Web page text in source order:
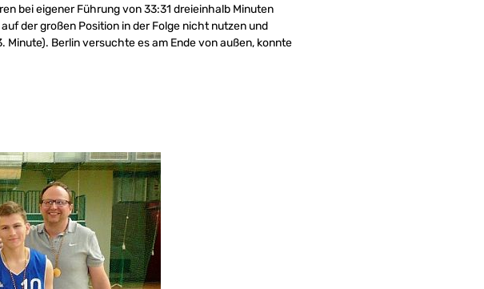
bei eigener Führung von 33:31 dreieinhalb Minuten
der großen Position in der Folge nicht nutzen und
Berlin versuchte es am Ende von außen, konnte